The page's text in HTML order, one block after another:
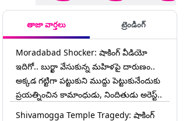
తాజా వార్తలు ట్రెండింగ్
Moradabad Shocker: షాకింగ్ వీడియో
ఇదిగో.. బుర్ఖా వేసుకున్న మహిళపై దారుణం..
అక్కడ గట్టిగా పట్టుకుని ముద్దు పెట్టుకునేందుకు
ప్రయత్నించిన కామాంధుడు, నిందితుడు అరెస్ట్..
Shivamogga Temple Tragedy: షాకింగ్